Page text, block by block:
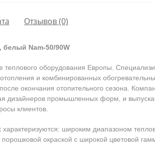
Отзывов (0)
белый Nam-50/90W
оборудования Европы.
и комбинированных
окончания отопительного сезона.
дизайнеров промышленных форм, и
клиентов.
характеризуются: широким диапазоном
порошковой окраской с широкой цветовой